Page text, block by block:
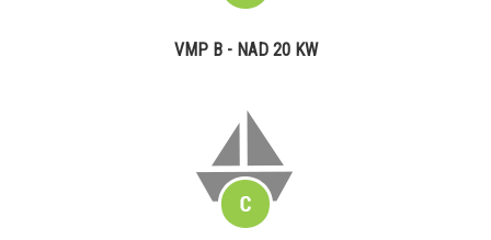
VMP B - NAD 20 KW